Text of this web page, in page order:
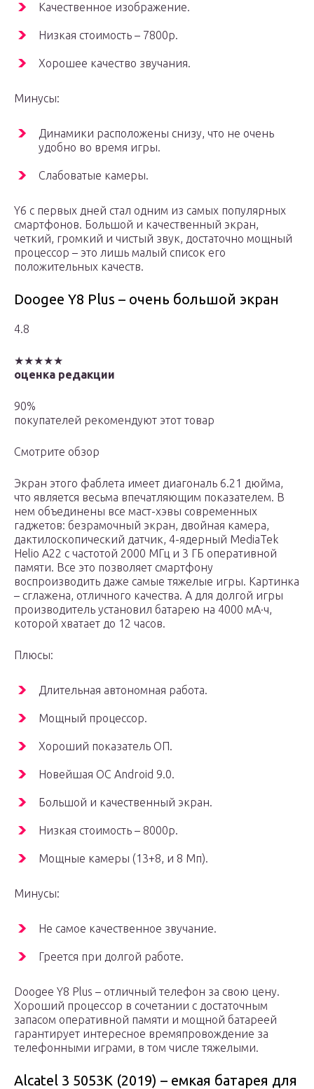
Качественное изображение.
Низкая стоимость – 7800р.
Хорошее качество звучания.
Минусы:
Динамики расположены снизу, что не очень
удобно во время игры.
Слабоватые камеры.
Y6 с первых дней стал одним из самых популярных
смартфонов. Большой и качественный экран,
четкий, громкий и чистый звук, достаточно мощный
процессор – это лишь малый список его
положительных качеств.
Doogee Y8 Plus – очень большой экран
4.8
★★★★★
оценка редакции
90%
покупателей рекомендуют этот товар
Смотрите обзор
Экран этого фаблета имеет диагональ 6.21 дюйма,
что является весьма впечатляющим показателем. В
нем объединены все маст-хэвы современных
гаджетов: безрамочный экран, двойная камера,
дактилоскопический датчик, 4-ядерный MediaTek
Helio A22 с частотой 2000 МГц и 3 ГБ оперативной
памяти. Все это позволяет смартфону
воспроизводить даже самые тяжелые игры. Картинка
– сглажена, отличного качества. А для долгой игры
производитель установил батарею на 4000 мА·ч,
которой хватает до 12 часов.
Плюсы:
Длительная автономная работа.
Мощный процессор.
Хороший показатель ОП.
Новейшая ОС Android 9.0.
Большой и качественный экран.
Низкая стоимость – 8000р.
Мощные камеры (13+8, и 8 Мп).
Минусы:
Не самое качественное звучание.
Греется при долгой работе.
Doogee Y8 Plus – отличный телефон за свою цену.
Хороший процессор в сочетании с достаточным
запасом оперативной памяти и мощной батареей
гарантирует интересное времяпровождение за
телефонными играми, в том числе тяжелыми.
Alcatel 3 5053K (2019) – емкая батарея для